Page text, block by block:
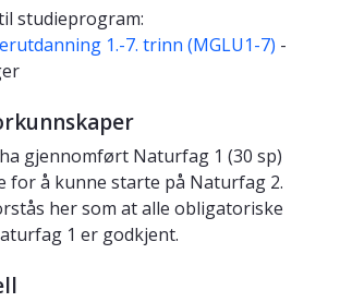
studieprogram:
1.-7. trinn (MGLU1-7) -
gjennomført Naturfag 1 (30 sp)
for å kunne starte på Naturfag 2.
her som at alle obligatoriske
1 er godkjent.